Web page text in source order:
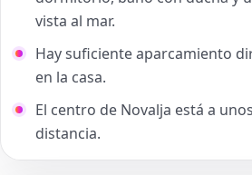
vista al mar.
Hay suficiente aparcamiento
en la casa.
El centro de Novalja está a
distancia.